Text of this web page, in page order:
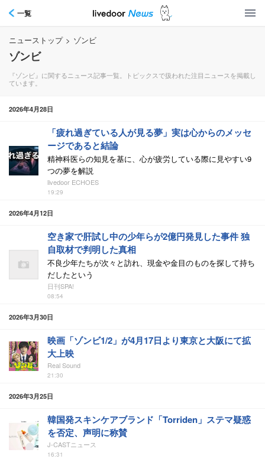
一覧
ニューストップ > ゾンビ
ゾンビ
『ゾンビ』に関するニュース記事一覧。トピックスで扱われた注目ニュースを掲載し
ています。
2026年4月28日
「疲れ過ぎている人が見る夢」実は心からのメッセ
ージであると結論
精神科医らの知見を基に、心が疲労している際に見やすい9
つの夢を解説
livedoor ECHOES
19:29
2026年4月12日
空き家で肝試し中の少年らが2億円発見した事件 独
自取材で判明した真相
不良少年たちが次々と訪れ、現金や金目のものを探して持ち
だしたという
日刊SPA!
08:54
2026年3月30日
映画「ゾンビ1/2」が4月17日より東京と大阪にて拡
大上映
Real Sound
21:30
2026年3月25日
韓国発スキンケアブランド「Torriden」ステマ疑惑
を否定、声明に称賛
J-CASTニュース
16:31